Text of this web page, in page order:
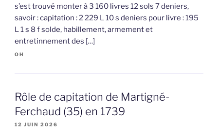
s’est trouvé monter à 3 160 livres 12 sols 7 deniers,
savoir : capitation : 2 229 L 10 s deniers pour livre : 195
L 1 s 8 f solde, habillement, armement et
entretinnement des […]
OH
Rôle de capitation de Martigné-
Ferchaud (35) en 1739
12 JUIN 2026